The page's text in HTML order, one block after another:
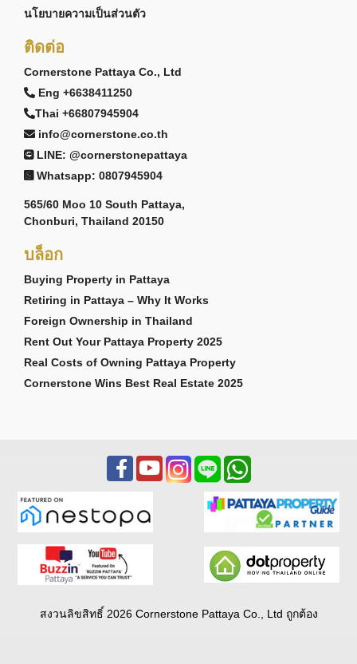
นโยบายความเป็นส่วนตัว
ติดต่อ
Cornerstone Pattaya Co., Ltd
Eng +6638411250
Thai +66807945904
info@cornerstone.co.th
LINE: @cornerstonepattaya
Whatsapp: 0807945904
565/60 Moo 10 South Pattaya,
Chonburi, Thailand 20150
บล็อก
Buying Property in Pattaya
Retiring in Pattaya – Why It Works
Foreign Ownership in Thailand
Rent Out Your Pattaya Property 2025
Real Costs of Owning Pattaya Property
Cornerstone Wins Best Real Estate 2025
สงวนลิขสิทธิ์ 2026 Cornerstone Pattaya Co., Ltd ถูกต้อง